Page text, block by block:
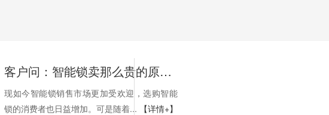
客户问：智能锁卖那么贵的原因是什么？你就这样回答
现如今智能锁销售市场更加受欢迎，选购智能
锁的消费者也日益增加。可是随着...
【详情+】